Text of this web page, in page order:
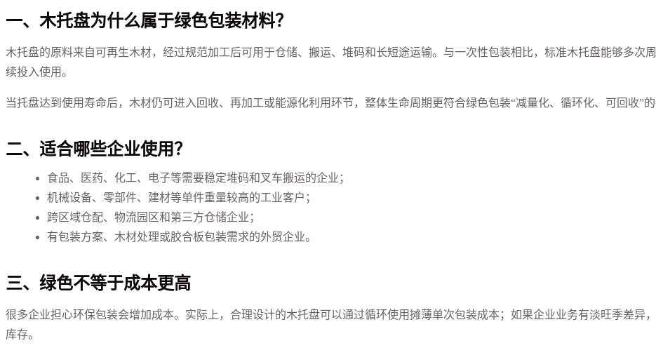
一、木托盘为什么属于绿色包装材料？
木托盘的原料来自可再生木材，经过规范加工后可用于仓储、搬运、堆码和长短途运输。与一次性包装相比，标准木托盘能够多次
续投入使用。
当托盘达到使用寿命后，木材仍可进入回收、再加工或能源化利用环节，整体生命周期更符合绿色包装“减量化、循环化、可回收”的
二、适合哪些企业使用？
食品、医药、化工、电子等需要稳定堆码和叉车搬运的企业；
机械设备、零部件、建材等单件重量较高的工业客户；
跨区域仓配、物流园区和第三方仓储企业；
有包装方案、木材处理或胶合板包装需求的外贸企业。
三、绿色不等于成本更高
很多企业担心环保包装会增加成本。实际上，合理设计的木托盘可以通过循环使用摊薄单次包装成本；如果企业业务有淡旺季差异
库存。